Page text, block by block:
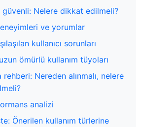
güvenli: Nelere dikkat edilmeli?
ve yorumlar
kullanıcı sorunları
ömürlü kullanım tüyoları
rehberi: Nereden alınmalı, nelere
analizi
Önerilen kullanım türlerine